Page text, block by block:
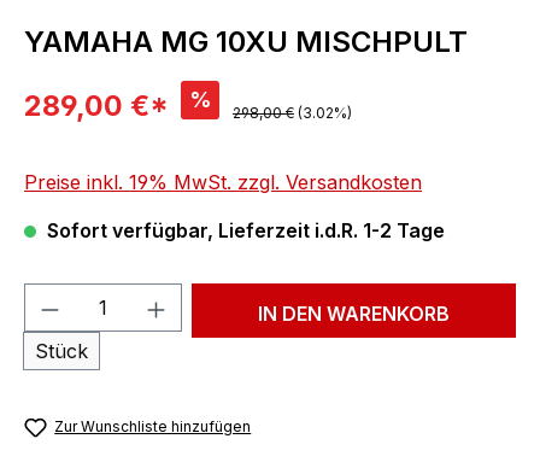
YAMAHA MG 10XU MISCHPULT
Verkaufspreis:
289,00 €* % Regulärer Preis:
298,00 € (3.02%)
Preise inkl. 19% MwSt. zzgl. Versandkosten
Sofort verfügbar, Lieferzeit i.d.R. 1-2 Tage
Produkt Anzahl: Gib den
Stück
IN DEN WARENKORB
Zur Wunschliste hinzufügen